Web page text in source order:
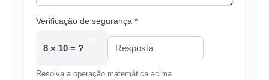
Verificação de segurança *
8 × 10 = ?
Resolva a operação matemática acima